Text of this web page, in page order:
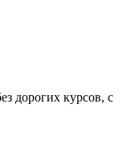
дорогих курсов, с